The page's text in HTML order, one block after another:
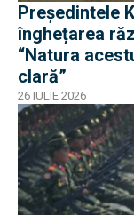
Președintele
înghețarea
“Natura
clară”
26 IULIE 2026